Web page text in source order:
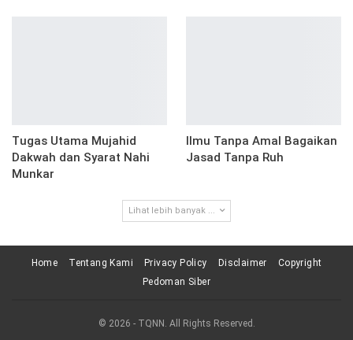
Tugas Utama Mujahid
Dakwah dan Syarat Nahi
Munkar
Ilmu Tanpa Amal Bagaikan
Jasad Tanpa Ruh
Lihat lebih banyak ...
Home Tentang Kami Privacy Policy Disclaimer
Copyright
Pedoman Siber
© 2026 - TQNN. All Rights Reserved.